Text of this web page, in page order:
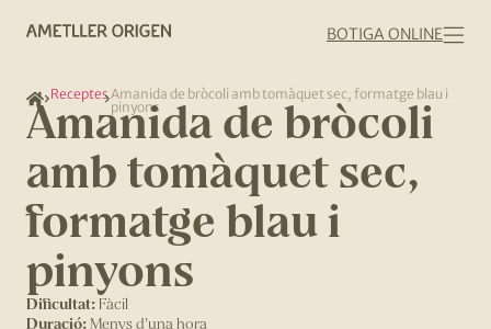
BOTIGA ONLINE
ReceptesAmanida de bròcoli amb tomàquet sec, formatge blau i
pinyons
Amanida de bròcoli
amb tomàquet sec,
formatge blau i
pinyons
Dificultat: Fàcil
Duració: Menys d'una hora